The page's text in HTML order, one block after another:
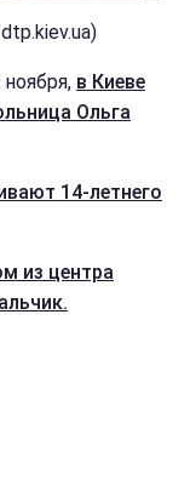
в Киеве
Ольга
14-летнего
из центра